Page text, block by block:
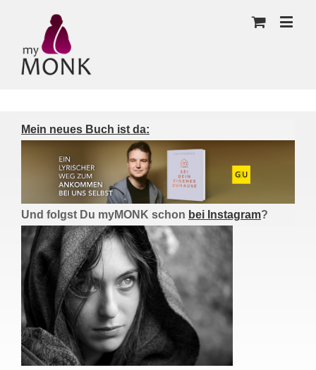
Mein neues Buch ist da:
Und folgst Du myMONK schon bei Instagram?